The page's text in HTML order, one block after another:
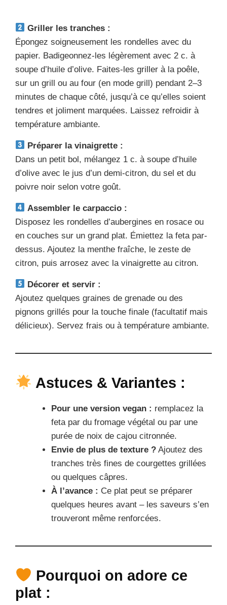
Griller les tranches :
Épongez soigneusement les rondelles avec du
papier. Badigeonnez-les légèrement avec 2 c. à
soupe d’huile d’olive. Faites-les griller à la poêle,
sur un grill ou au four (en mode grill) pendant 2–3
minutes de chaque côté, jusqu’à ce qu’elles soient
tendres et joliment marquées. Laissez refroidir à
température ambiante.
Préparer la vinaigrette :
Dans un petit bol, mélangez 1 c. à soupe d’huile
d’olive avec le jus d’un demi-citron, du sel et du
poivre noir selon votre goût.
Assembler le carpaccio :
Disposez les rondelles d’aubergines en rosace ou
en couches sur un grand plat. Émiettez la feta par-
dessus. Ajoutez la menthe fraîche, le zeste de
citron, puis arrosez avec la vinaigrette au citron.
Décorer et servir :
Ajoutez quelques graines de grenade ou des
pignons grillés pour la touche finale (facultatif mais
délicieux). Servez frais ou à température ambiante.
Astuces & Variantes :
Pour une version vegan : remplacez la
feta par du fromage végétal ou par une
purée de noix de cajou citronnée.
Envie de plus de texture ? Ajoutez des
tranches très fines de courgettes grillées
ou quelques câpres.
À l’avance : Ce plat peut se préparer
quelques heures avant – les saveurs s’en
trouveront même renforcées.
Pourquoi on adore ce
plat :